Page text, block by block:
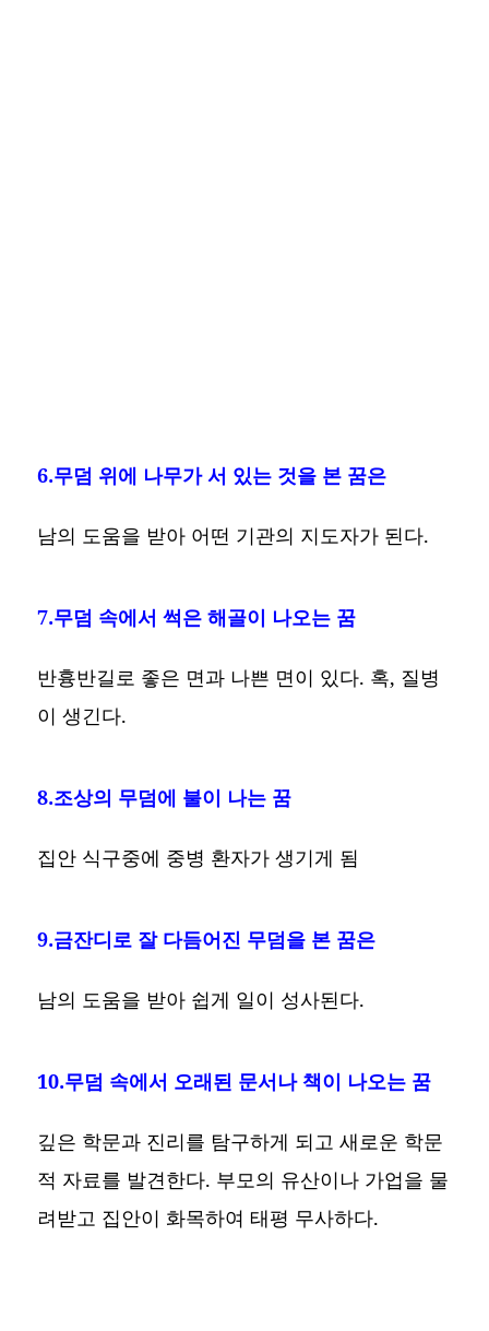
6.무덤 위에 나무가 서 있는 것을 본 꿈은
남의 도움을 받아 어떤 기관의 지도자가 된다.
7.무덤 속에서 썩은 해골이 나오는 꿈
반흉반길로 좋은 면과 나쁜 면이 있다. 혹, 질병
이 생긴다.
8.조상의 무덤에 불이 나는 꿈
집안 식구중에 중병 환자가 생기게 됨
9.금잔디로 잘 다듬어진 무덤을 본 꿈은
남의 도움을 받아 쉽게 일이 성사된다.
10.무덤 속에서 오래된 문서나 책이 나오는 꿈
깊은 학문과 진리를 탐구하게 되고 새로운 학문
적 자료를 발견한다. 부모의 유산이나 가업을 물
려받고 집안이 화목하여 태평 무사하다.